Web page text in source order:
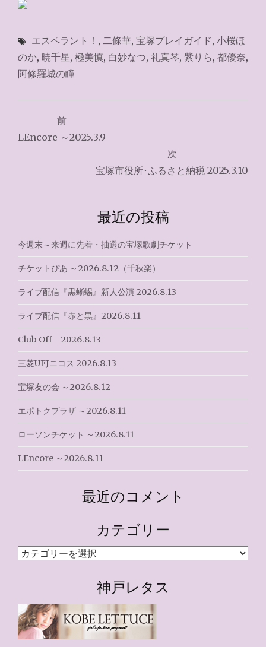
エスペラント！ , 二條華, 宝塚プレイガイド, 小桜ほ
のか, 暁千星, 極美慎, 白妙なつ, 礼真琴, 紫りら, 都優奈,
阿修羅城の瞳
稿
シ
ョ
ン
前
LEncore ～2025.3.9
次
宝塚市役所･ふるさと納税 2025.3.10
最近の投稿
今週末～来週に先着・抽選の宝塚歌劇チケット
チケットぴあ ～2026.8.12（千秋楽）
ライブ配信『黒蜥蜴』新人公演 2026.8.13
ライブ配信『赤と黒』2026.8.11
Club Off 2026.8.13
三菱UFJニコス 2026.8.13
宝塚友の会 ～2026.8.12
エポトクプラザ ～2026.8.11
ローソンチケット ～2026.8.11
LEncore ～2026.8.11
最近のコメント
カテゴリー
カ
ー
神戸レタス